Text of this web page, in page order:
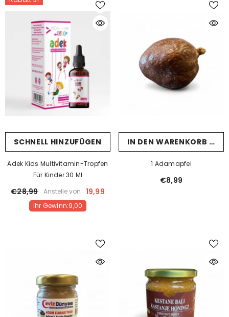
SCHNELL HINZUFÜGEN
Adek Kids Multivitamin-Tropfen
Für Kinder 30 Ml
€28,99 Anstelle von 19,99
Ihr Gewinn:9,00
IN DEN WARENKORB
1 Adamapfel
€8,99